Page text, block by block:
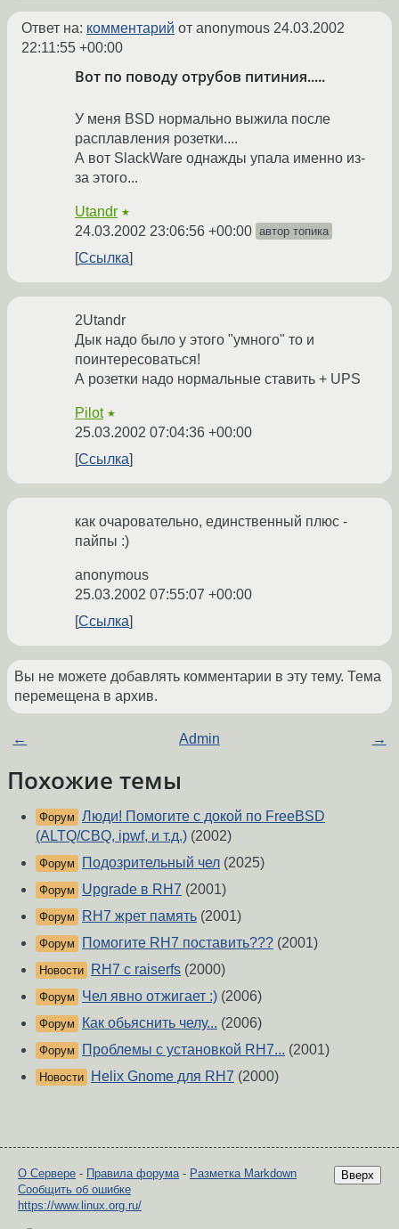
Ответ на: комментарий от anonymous 24.03.2002
22:11:55 +00:00
Вот по поводу отрубов питиния.....
У меня BSD нормально выжила после
расплавления розетки....
А вот SlackWare однажды упала именно из-
за этого...
Utandr ★
24.03.2002 23:06:56 +00:00 автор топика
Ссылка
2Utandr
Дык надо было у этого "умного" то и
поинтересоваться!
А розетки надо нормальные ставить + UPS
Pilot ★
25.03.2002 07:04:36 +00:00
Ссылка
как очаровательно, единственный плюс -
пайпы :)
anonymous
25.03.2002 07:55:07 +00:00
Ссылка
Вы не можете добавлять комментарии в эту тему. Тема
перемещена в архив.
← Admin →
Похожие темы
Форум Люди! Помогите с докой по FreeBSD
(ALTQ/CBQ, ipwf, и т.д.) (2002)
Форум Подозрительный чел (2025)
Форум Upgrade в RH7 (2001)
Форум RH7 жрет память (2001)
Форум Помогите RH7 поставить??? (2001)
Новости RH7 с raiserfs (2000)
Форум Чел явно отжигает :) (2006)
Форум Как обьяснить челу... (2006)
Форум Проблемы с установкой RH7... (2001)
Новости Helix Gnome для RH7 (2000)
Вверх
О Сервере - Правила форума - Разметка Markdown
Сообщить об ошибке
https://www.linux.org.ru/